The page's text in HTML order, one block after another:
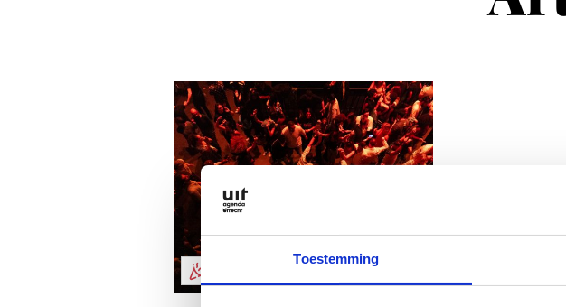
Toestemming